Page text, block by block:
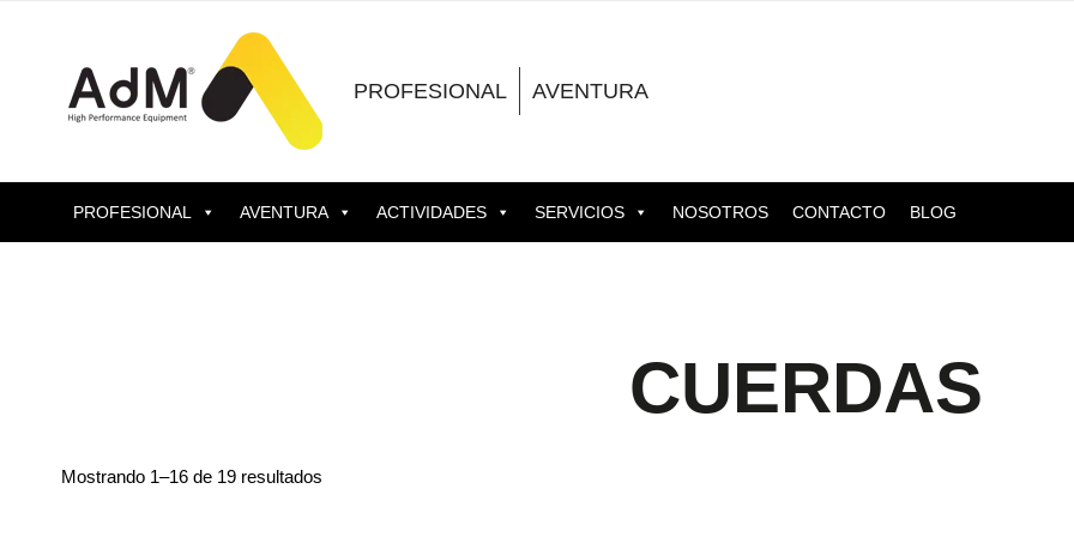
contenido
PROFESIONAL AVENTURA
PROFESIONAL AVENTURA ACTIVIDADES SERVICIOS NOSOTROS CONTACTO BLOG
CUERDAS
Mostrando 1–16 de 19 resultados